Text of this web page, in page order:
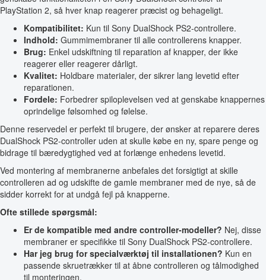
PlayStation 2, så hver knap reagerer præcist og behageligt.
Kompatibilitet: Kun til Sony DualShock PS2-controllere.
Indhold: Gummimembraner til alle controllerens knapper.
Brug: Enkel udskiftning til reparation af knapper, der ikke
reagerer eller reagerer dårligt.
Kvalitet: Holdbare materialer, der sikrer lang levetid efter
reparationen.
Fordele: Forbedrer spiloplevelsen ved at genskabe knappernes
oprindelige følsomhed og følelse.
Denne reservedel er perfekt til brugere, der ønsker at reparere deres
DualShock PS2-controller uden at skulle købe en ny, spare penge og
bidrage til bæredygtighed ved at forlænge enhedens levetid.
Ved montering af membranerne anbefales det forsigtigt at skille
controlleren ad og udskifte de gamle membraner med de nye, så de
sidder korrekt for at undgå fejl på knapperne.
Ofte stillede spørgsmål:
Er de kompatible med andre controller-modeller? Nej, disse
membraner er specifikke til Sony DualShock PS2-controllere.
Har jeg brug for specialværktøj til installationen? Kun en
passende skruetrækker til at åbne controlleren og tålmodighed
til monteringen.